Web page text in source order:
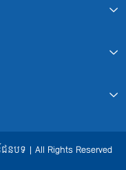
នបទ | All Rights Reserved